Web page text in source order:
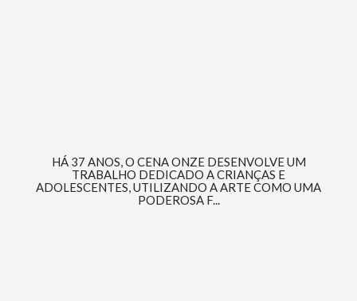
HÁ 37 ANOS, O CENA ONZE DESENVOLVE UM
TRABALHO DEDICADO A CRIANÇAS E
ADOLESCENTES, UTILIZANDO A ARTE COMO UMA
PODEROSA F...